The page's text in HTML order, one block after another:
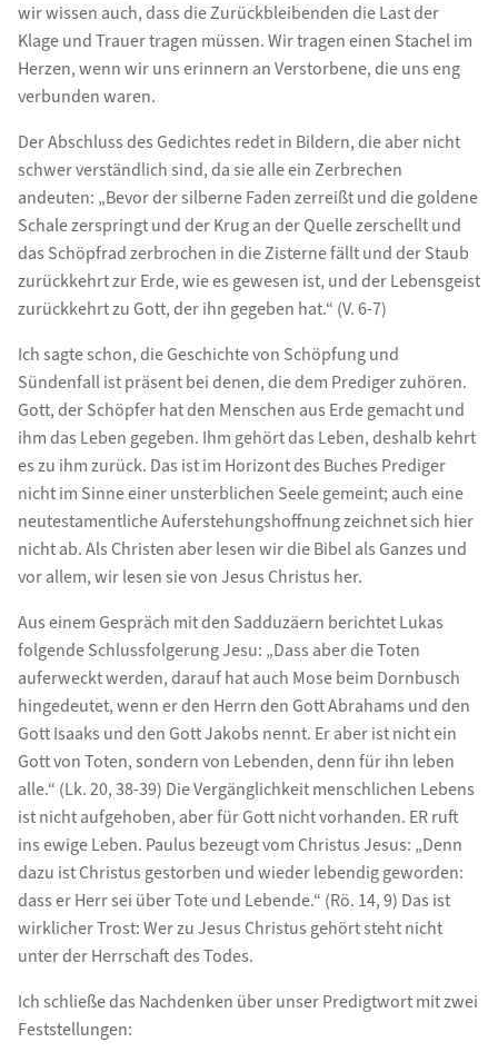
wir wissen auch, dass die Zurückbleibenden die Last der
Klage und Trauer tragen müssen. Wir tragen einen Stachel im
Herzen, wenn wir uns erinnern an Verstorbene, die uns eng
verbunden waren.
Der Abschluss des Gedichtes redet in Bildern, die aber nicht
schwer verständlich sind, da sie alle ein Zerbrechen
andeuten: „Bevor der silberne Faden zerreißt und die goldene
Schale zerspringt und der Krug an der Quelle zerschellt und
das Schöpfrad zerbrochen in die Zisterne fällt und der Staub
zurückkehrt zur Erde, wie es gewesen ist, und der Lebensgeist
zurückkehrt zu Gott, der ihn gegeben hat.“ (V. 6-7)
Ich sagte schon, die Geschichte von Schöpfung und
Sündenfall ist präsent bei denen, die dem Prediger zuhören.
Gott, der Schöpfer hat den Menschen aus Erde gemacht und
ihm das Leben gegeben. Ihm gehört das Leben, deshalb kehrt
es zu ihm zurück. Das ist im Horizont des Buches Prediger
nicht im Sinne einer unsterblichen Seele gemeint; auch eine
neutestamentliche Auferstehungshoffnung zeichnet sich hier
nicht ab. Als Christen aber lesen wir die Bibel als Ganzes und
vor allem, wir lesen sie von Jesus Christus her.
Aus einem Gespräch mit den Sadduzäern berichtet Lukas
folgende Schlussfolgerung Jesu: „Dass aber die Toten
auferweckt werden, darauf hat auch Mose beim Dornbusch
hingedeutet, wenn er den Herrn den Gott Abrahams und den
Gott Isaaks und den Gott Jakobs nennt. Er aber ist nicht ein
Gott von Toten, sondern von Lebenden, denn für ihn leben
alle.“ (Lk. 20, 38-39) Die Vergänglichkeit menschlichen Lebens
ist nicht aufgehoben, aber für Gott nicht vorhanden. ER ruft
ins ewige Leben. Paulus bezeugt vom Christus Jesus: „Denn
dazu ist Christus gestorben und wieder lebendig geworden:
dass er Herr sei über Tote und Lebende.“ (Rö. 14, 9) Das ist
wirklicher Trost: Wer zu Jesus Christus gehört steht nicht
unter der Herrschaft des Todes.
Ich schließe das Nachdenken über unser Predigtwort mit zwei
Feststellungen: